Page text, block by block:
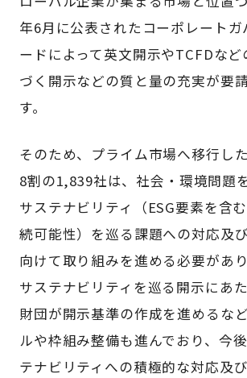
年6月に公表されたコーポレートガ
ードによって英文開示やTCFDなど
づく開示などの質と量の充実が要
す。
そのため、プライム市場へ移行し
8割の1,839社は、社会・環境問題
サステナビリティ（ESG要素を含
続可能性）を巡る課題への対応及
向けて取り組みを進める必要があり
サステナビリティを巡る開示にあ
財団が開示基準の作成を進めるな
ルや枠組み整備も進んでおり、今
テナビリティへの積極的な対応及